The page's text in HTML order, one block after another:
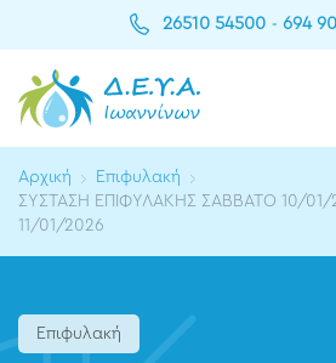
26510 54500 - 694
Αρχική
Επιφυλακή
ΣΥΣΤΑΣΗ ΕΠΙΦΥΛΑΚΗΣ ΣΑΒΒΑΤΟ 10/01/
11/01/2026
Επιφυλακή